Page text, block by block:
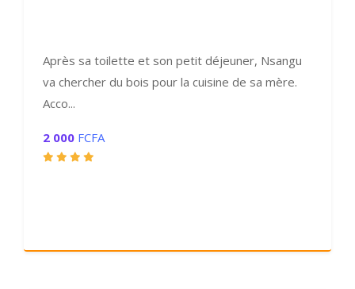
Après sa toilette et son petit déjeuner, Nsangu
va chercher du bois pour la cuisine de sa mère.
Acco...
2 000 FCFA